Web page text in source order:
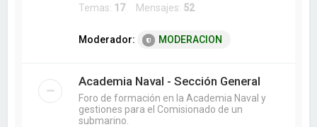
Temas: 17Mensajes: 52
Moderador: MODERACION
Academia Naval - Sección General
Foro de formación en la Academia Naval y
gestiones para el Comisionado de un
submarino.